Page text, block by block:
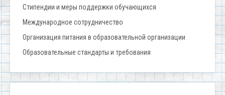
Стипендии и меры поддержки обучающихся
Международное сотрудничество
Организация питания в образовательной организации
Образовательные стандарты и требования